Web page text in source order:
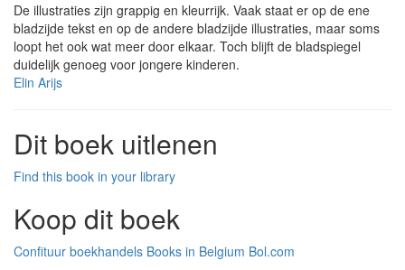
De illustraties zijn grappig en kleurrijk. Vaak staat er op de ene
bladzijde tekst en op de andere bladzijde illustraties, maar soms
loopt het ook wat meer door elkaar. Toch blijft de bladspiegel
duidelijk genoeg voor jongere kinderen.
Elin Arijs
Dit boek uitlenen
Find this book in your library
Koop dit boek
Confituur boekhandels Books in Belgium Bol.com